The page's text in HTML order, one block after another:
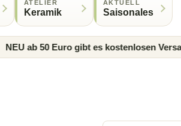
ATELIER
Keramik
AKTUELL
Saisonales
50 Euro gibt es kostenlosen Versand •